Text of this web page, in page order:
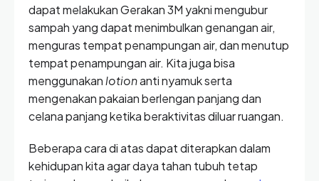
dapat melakukan Gerakan 3M yakni mengubur
sampah yang dapat menimbulkan genangan air,
menguras tempat penampungan air, dan menutup
tempat penampungan air. Kita juga bisa
menggunakanlotionanti nyamuk serta
mengenakan pakaian berlengan panjang dan
celana panjang ketika beraktivitas diluar ruangan.
Beberapa cara di atas dapat diterapkan dalam
kehidupan kita agar daya tahan tubuh tetap